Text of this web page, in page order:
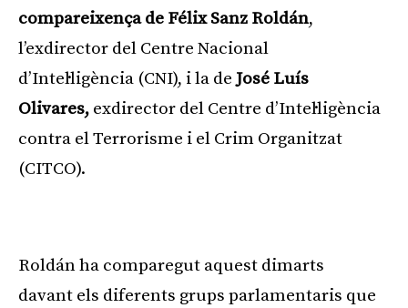
compareixença de Félix Sanz Roldán,
l’exdirector del Centre Nacional
d’Intel·ligència (CNI), i la deJosé Luís
Olivares, exdirector del Centre d’Intel·ligència
contra el Terrorisme i el Crim Organitzat
(CITCO).
Roldán ha comparegut aquest dimarts
davant els diferents grups parlamentaris que